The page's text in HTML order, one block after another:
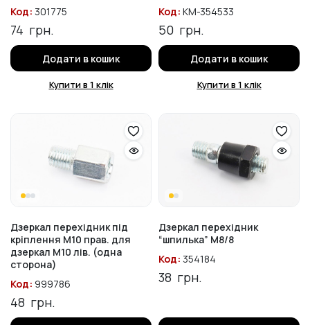
Код: 301775
74 грн.
Додати в кошик
Купити в 1 клік
Код: KM-354533
50 грн.
Додати в кошик
Купити в 1 клік
Дзеркал перехідник під
кріплення М10 прав. для
дзеркал М10 лів. (одна
сторона)
Код: 999786
48 грн.
Дзеркал перехідник
“шпилька” М8/8
Код: 354184
38 грн.